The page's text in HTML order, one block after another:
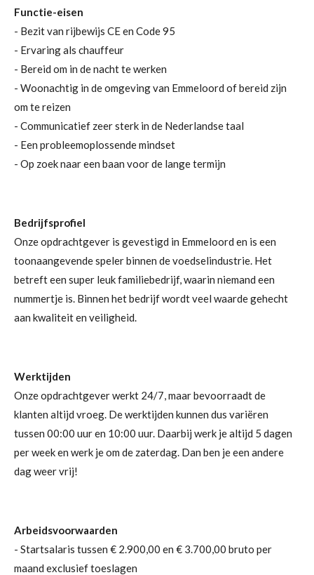
Functie-eisen
- Bezit van rijbewijs CE en Code 95
- Ervaring als chauffeur
- Bereid om in de nacht te werken
- Woonachtig in de omgeving van Emmeloord of bereid zijn
om te reizen
- Communicatief zeer sterk in de Nederlandse taal
- Een probleemoplossende mindset
- Op zoek naar een baan voor de lange termijn
Bedrijfsprofiel
Onze opdrachtgever is gevestigd in Emmeloord en is een
toonaangevende speler binnen de voedselindustrie. Het
betreft een super leuk familiebedrijf, waarin niemand een
nummertje is. Binnen het bedrijf wordt veel waarde gehecht
aan kwaliteit en veiligheid.
Werktijden
Onze opdrachtgever werkt 24/7, maar bevoorraadt de
klanten altijd vroeg. De werktijden kunnen dus variëren
tussen 00:00 uur en 10:00 uur. Daarbij werk je altijd 5 dagen
per week en werk je om de zaterdag. Dan ben je een andere
dag weer vrij!
Arbeidsvoorwaarden
- Startsalaris tussen € 2.900,00 en € 3.700,00 bruto per
maand exclusief toeslagen